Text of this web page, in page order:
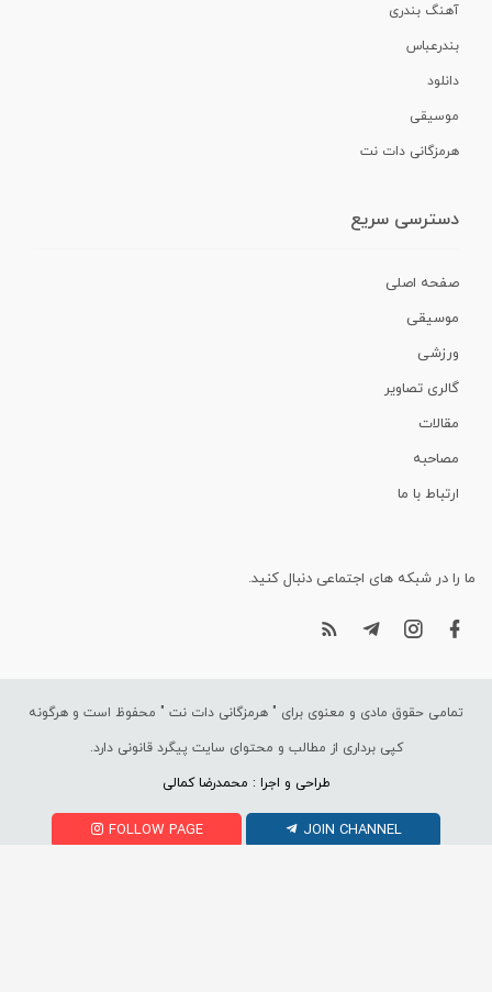
آهنگ بندری
بندرعباس
دانلود
موسیقی
هرمزگانی دات نت
دسترسی سریع
صفحه اصلی
موسیقی
ورزشی
گالری تصاویر
مقالات
مصاحبه
ارتباط با ما
ما را در شبکه های اجتماعی دنبال کنید.
تمامی حقوق مادی و معنوی برای " هرمزگانی دات نت " محفوظ است و هرگونه
کپی برداری از مطالب و محتوای سایت پیگرد قانونی دارد.
طراحی و اجرا : محمدرضا کمالی
FOLLOW PAGE JOIN CHANNEL